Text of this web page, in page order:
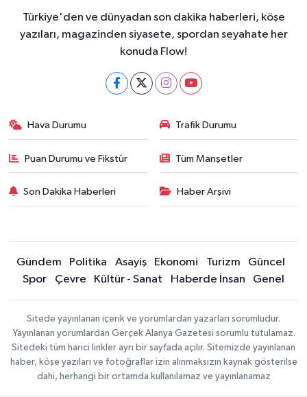
Türkiye'den ve dünyadan son dakika haberleri, köşe
yazıları, magazinden siyasete, spordan seyahate her
konuda Flow!
Hava Durumu Trafik Durumu
Puan Durumu ve Fikstür Tüm Manşetler
Son Dakika Haberleri Haber Arşivi
Gündem Politika Asayiş Ekonomi Turizm
Güncel
Spor
Çevre Kültür - Sanat Haberde İnsan Genel
Sitede yayınlanan içerik ve yorumlardan yazarları sorumludur.
Yayınlanan yorumlardan Gerçek Alanya Gazetesi sorumlu tutulamaz.
Sitedeki tüm harici linkler ayrı bir sayfada açılır. Sitemizde yayınlanan
haber, köşe yazıları ve fotoğraflar izin alınmaksızın kaynak gösterilse
dahi, herhangi bir ortamda kullanılamaz ve yayınlanamaz